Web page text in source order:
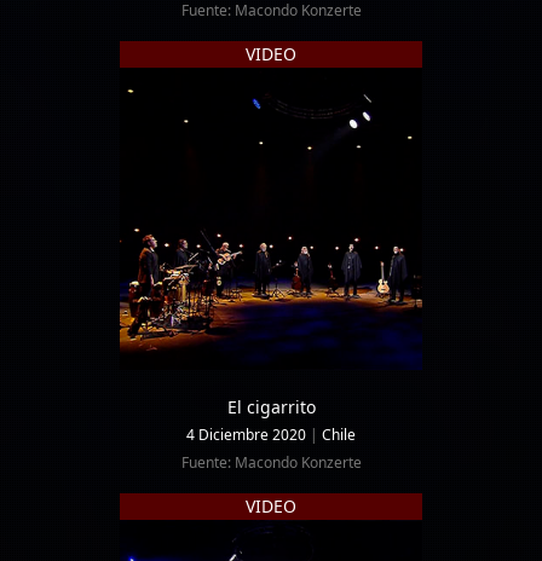
Fuente: Macondo Konzerte
VIDEO
El cigarrito
4 Diciembre 2020 | Chile
Fuente: Macondo Konzerte
VIDEO